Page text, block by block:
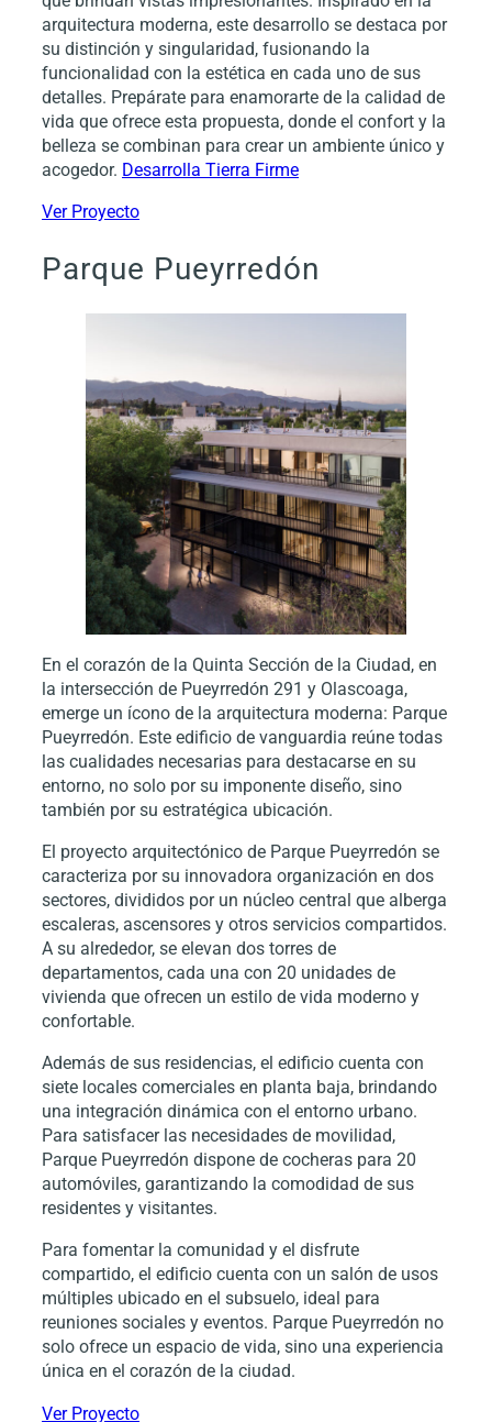
arquitectura moderna, este desarrollo se destaca por
su distinción y singularidad, fusionando la
funcionalidad con la estética en cada uno de sus
detalles. Prepárate para enamorarte de la calidad de
vida que ofrece esta propuesta, donde el confort y la
belleza se combinan para crear un ambiente único y
acogedor. Desarrolla Tierra Firme
Ver Proyecto
Parque Pueyrredón
En el corazón de la Quinta Sección de la Ciudad, en
la intersección de Pueyrredón 291 y Olascoaga,
emerge un ícono de la arquitectura moderna: Parque
Pueyrredón. Este edificio de vanguardia reúne todas
las cualidades necesarias para destacarse en su
entorno, no solo por su imponente diseño, sino
también por su estratégica ubicación.
El proyecto arquitectónico de Parque Pueyrredón se
caracteriza por su innovadora organización en dos
sectores, divididos por un núcleo central que alberga
escaleras, ascensores y otros servicios compartidos.
A su alrededor, se elevan dos torres de
departamentos, cada una con 20 unidades de
vivienda que ofrecen un estilo de vida moderno y
confortable.
Además de sus residencias, el edificio cuenta con
siete locales comerciales en planta baja, brindando
una integración dinámica con el entorno urbano.
Para satisfacer las necesidades de movilidad,
Parque Pueyrredón dispone de cocheras para 20
automóviles, garantizando la comodidad de sus
residentes y visitantes.
Para fomentar la comunidad y el disfrute
compartido, el edificio cuenta con un salón de usos
múltiples ubicado en el subsuelo, ideal para
reuniones sociales y eventos. Parque Pueyrredón no
solo ofrece un espacio de vida, sino una experiencia
única en el corazón de la ciudad.
Ver Proyecto